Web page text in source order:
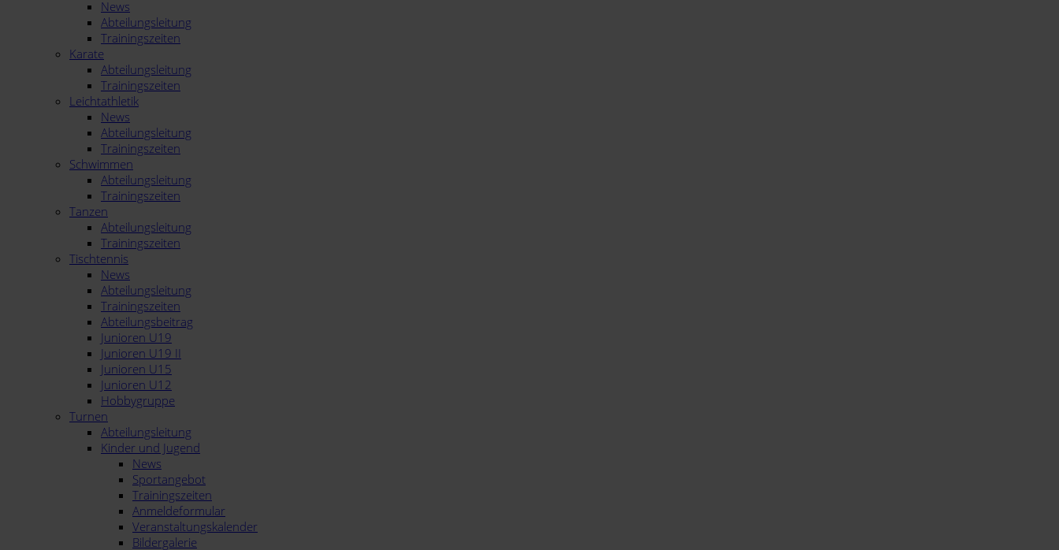
News
Abteilungsleitung
Trainingszeiten
Karate
Abteilungsleitung
Trainingszeiten
Leichtathletik
News
Abteilungsleitung
Trainingszeiten
Schwimmen
Abteilungsleitung
Trainingszeiten
Tanzen
Abteilungsleitung
Trainingszeiten
Tischtennis
News
Abteilungsleitung
Trainingszeiten
Abteilungsbeitrag
Junioren U19
Junioren U19 II
Junioren U15
Junioren U12
Hobbygruppe
Turnen
Abteilungsleitung
Kinder und Jugend
News
Sportangebot
Trainingszeiten
Anmeldeformular
Veranstaltungskalender
Bildergalerie